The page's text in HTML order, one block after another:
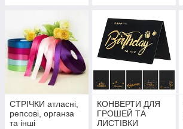
СТРІЧКИ атласні,
репсові, органза
та інші
КОНВЕРТИ ДЛЯ
ГРОШЕЙ ТА
ЛИСТІВКИ